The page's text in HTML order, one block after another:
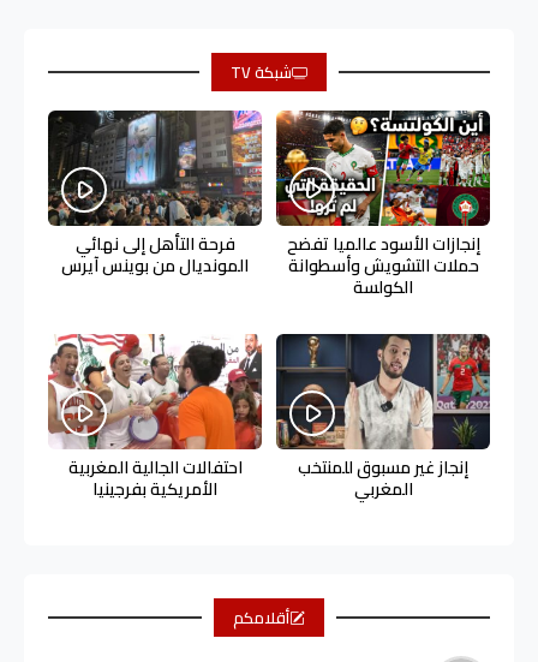
شبكة TV
إنجازات الأسود عالميا تفضح
حملات التشويش وأسطوانة
الكولسة
فرحة التأهل إلى نهائي
المونديال من بوينس آيرس
إنجاز غير مسبوق للمنتخب
المغربي
احتفالات الجالية المغربية
الأمريكية بفرجينيا
أقلامكم